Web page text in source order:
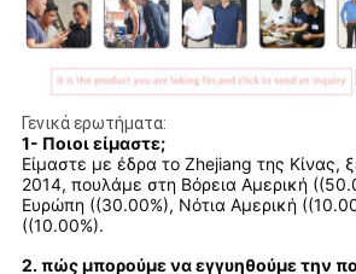
Γενικά ερωτήματα:
1- Ποιοι είμαστε;
Είμαστε με έδρα το Zhejiang της Κίνας,
2014, πουλάμε στη Βόρεια Αμερική
Ευρώπη ((30.00%), Νότια Αμερική
((10.00%).
2. πώς μπορούμε να εγγυηθούμε την